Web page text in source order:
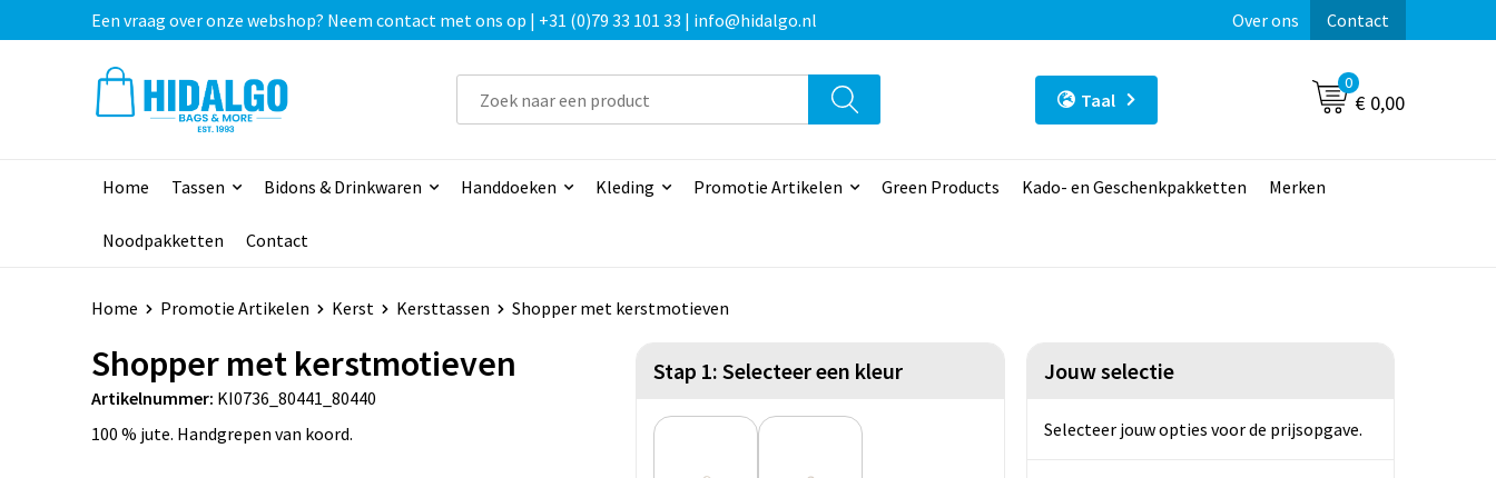
Een vraag over onze webshop? Neem contact met ons op | +31 (0)79 33 101 33 | info@hidalgo.nl Over ons Contact
Taal
0
€ 0,00
Home Tassen Bidons & Drinkwaren Handdoeken Kleding Promotie Artikelen Green Products Kado- en Geschenkpakketten Merken
Noodpakketten Contact
Home Promotie Artikelen Kerst Kersttassen Shopper met kerstmotieven
Shopper met kerstmotieven
Artikelnummer: KI0736_80441_80440
100 % jute. Handgrepen van koord.
Stap 1: Selecteer een kleur Jouw selectie
Selecteer jouw opties voor de prijsopgave.